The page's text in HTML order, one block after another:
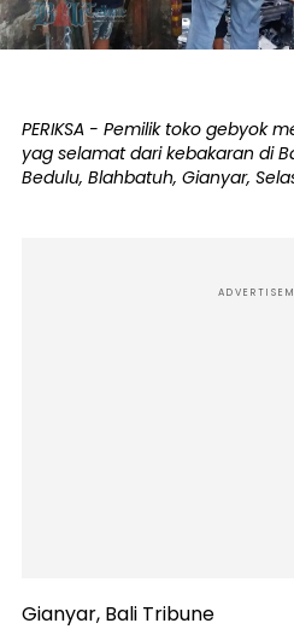
PERIKSA - Pemilik toko gebyok
yag selamat dari kebakaran di
Bedulu, Blahbatuh, Gianyar,
Gianyar, Bali Tribune